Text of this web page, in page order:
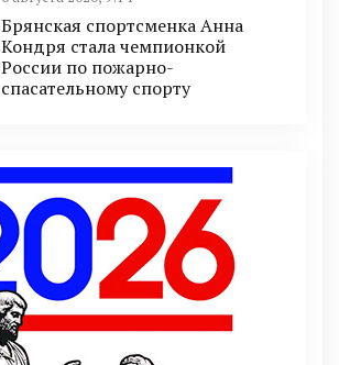
Брянская спортсменка Анна
Кондря стала чемпионкой
России по пожарно-
спасательному спорту